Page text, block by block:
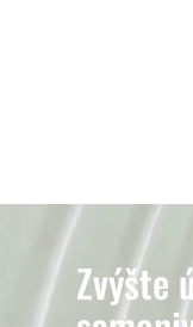
Zvýšte